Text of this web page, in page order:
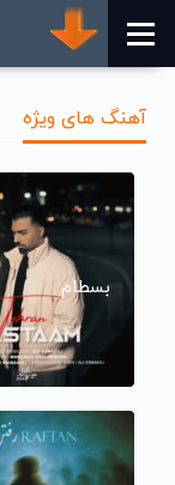
آهنگ های ویژه
بسطام